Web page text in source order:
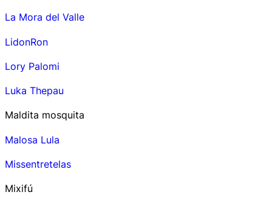
La Mora del Valle
LidonRon
Lory Palomi
Luka Thepau
Maldita mosquita
Malosa Lula
Missentretelas
Mixifú